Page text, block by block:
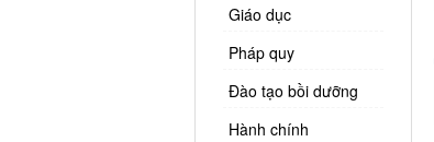
Giáo dục
Pháp quy
Đào tạo bồi dưỡng
Hành chính